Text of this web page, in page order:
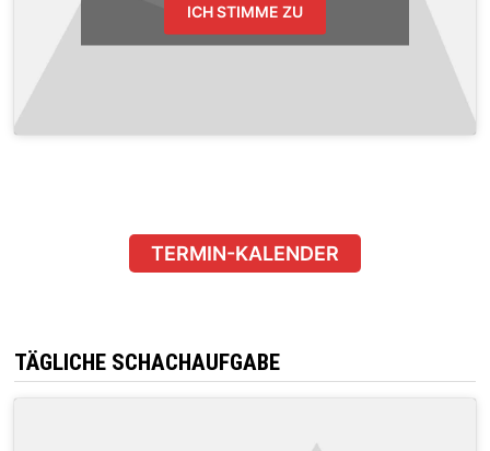
ICH STIMME ZU
TERMIN-KALENDER
TÄGLICHE SCHACHAUFGABE